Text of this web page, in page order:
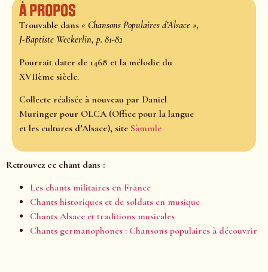
À propos
Trouvable dans « Chansons Populaires d’Alsace »,
J-Baptiste Weckerlin, p. 81-82
Pourrait dater de 1468 et la mélodie du
XVIIème siècle.
Collecte réalisée à nouveau par Daniel
Muringer pour OLCA (Office pour la langue
et les cultures d’Alsace), site Sàmmle
Retrouvez ce chant dans :
Les chants militaires en France
Chants historiques et de soldats en musique
Chants Alsace et traditions musicales
Chants germanophones : Chansons populaires à découvrir